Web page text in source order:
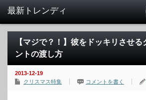
【マジで？！】彼をドッキリさせ
ントの渡し方
2013-12-19
クリスマス特集
コメントを書く